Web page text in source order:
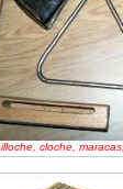
cloche,